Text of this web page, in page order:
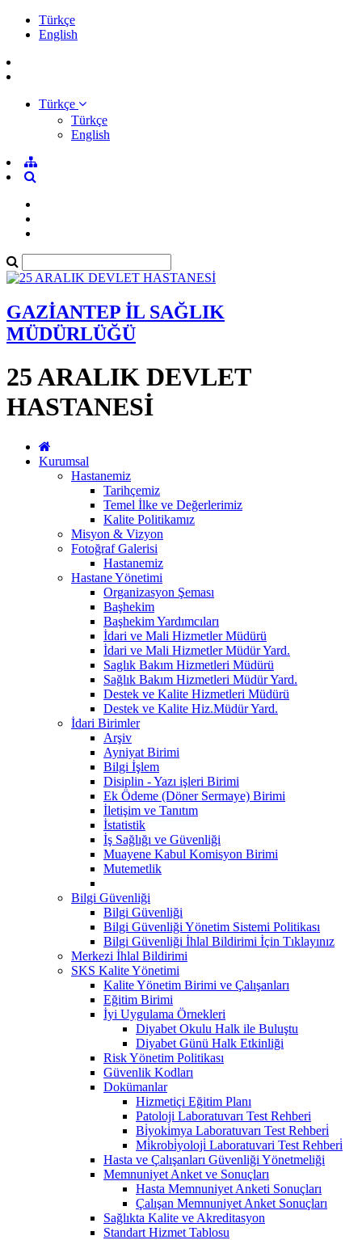
Türkçe
English
Türkçe
Türkçe
English
GAZİANTEP İL SAĞLIK
MÜDÜRLÜĞÜ
25 ARALIK DEVLET
HASTANESİ
Kurumsal
Hastanemiz
Tarihçemiz
Temel İlke ve Değerlerimiz
Kalite Politikamız
Misyon & Vizyon
Fotoğraf Galerisi
Hastanemiz
Hastane Yönetimi
Organizasyon Şeması
Başhekim
Başhekim Yardımcıları
İdari ve Mali Hizmetler Müdürü
İdari ve Mali Hizmetler Müdür Yard.
Saglık Bakım Hizmetleri Müdürü
Sağlık Bakım Hizmetleri Müdür Yard.
Destek ve Kalite Hizmetleri Müdürü
Destek ve Kalite Hiz.Müdür Yard.
İdari Birimler
Arşiv
Ayniyat Birimi
Bilgi İşlem
Disiplin - Yazı işleri Birimi
Ek Ödeme (Döner Sermaye) Birimi
İletişim ve Tanıtım
İstatistik
İş Sağlığı ve Güvenliği
Muayene Kabul Komisyon Birimi
Mutemetlik
Bilgi Güvenliği
Bilgi Güvenliği
Bilgi Güvenliği Yönetim Sistemi Politikası
Bilgi Güvenliği İhlal Bildirimi İçin Tıklayınız
Merkezi İhlal Bildirimi
SKS Kalite Yönetimi
Kalite Yönetim Birimi ve Çalışanları
Eğitim Birimi
İyi Uygulama Örnekleri
Diyabet Okulu Halk ile Buluştu
Diyabet Günü Halk Etkinliği
Risk Yönetim Politikası
Güvenlik Kodları
Dokümanlar
Hizmetiçi Eğitim Planı
Patoloji Laboratuvarı Test Rehberi
Bi̇yoki̇mya Laboratuvarı Test Rehberi̇
Mi̇krobi̇yoloji̇ Laboratuvari Test Rehberi̇
Hasta ve Çalışanları Güvenliği Yönetmeliği
Memnuniyet Anket ve Sonuçları
Hasta Memnuniyet Anketi Sonuçları
Çalışan Memnuniyet Anket Sonuçları
Sağlıkta Kalite ve Akreditasyon
Standart Hizmet Tablosu